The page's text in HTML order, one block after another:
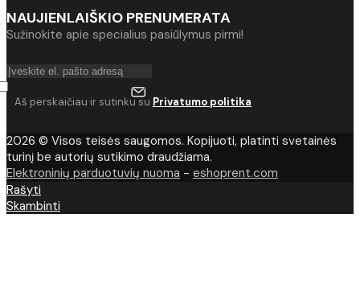
NAUJIENLAIŠKIO PRENUMERATA
Sužinokite apie specialius pasiūlymus pirmi!
Aš perskaičiau ir sutinku su Privatumo politika
2026 © Visos teisės saugomos. Kopijuoti, platinti svetainės
turinį be autorių sutikimo draudžiama.
Elektroninių parduotuvių nuoma - eshoprent.com
Rašyti
Skambinti